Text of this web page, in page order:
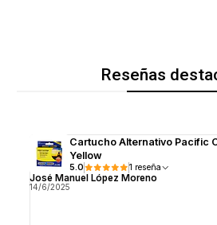
Reseñas
Cartucho Alternativo Pacific
Yellow
5.0 1 reseña
José Manuel López Moreno
14/6/2025